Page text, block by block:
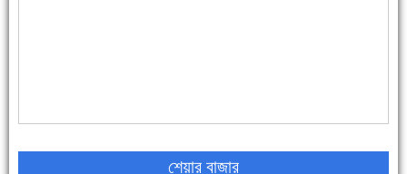
শেয়ার বাজার